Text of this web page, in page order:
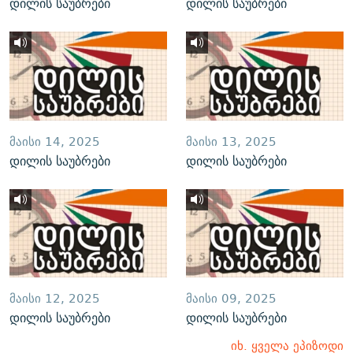
ᲛᲐᲘᲡᲘ 14, 2025
დილის საუბრები
ᲛᲐᲘᲡᲘ 13, 2025
დილის საუბრები
ᲛᲐᲘᲡᲘ 12, 2025
დილის საუბრები
ᲛᲐᲘᲡᲘ 09, 2025
დილის საუბრები
იხ. ყველა ეპიზოდი